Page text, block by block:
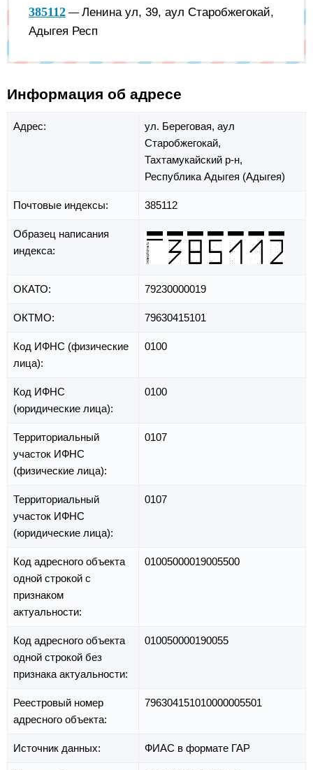
385112 — Ленина ул, 39, аул Старобжегокай,
Адыгея Респ
Информация об адресе
Адрес: ул. Береговая, аул
Старобжегокай,
Тахтамукайский р-н,
Республика Адыгея (Адыгея)
Почтовые индексы: 385112
Образец написания
индекса:
ОКАТО: 79230000019
ОКТМО: 79630415101
Код ИФНС (физические
лица):
0100
Код ИФНС
(юридические лица):
0100
Территориальный
участок ИФНС
(физические лица):
0107
Территориальный
участок ИФНС
(юридические лица):
0107
Код адресного объекта
одной строкой с
признаком
актуальности:
01005000019005500
Код адресного объекта
одной строкой без
признака актуальности:
010050000190055
Реестровый номер
адресного объекта:
796304151010000005501
Источник данных: ФИАС в формате ГАР